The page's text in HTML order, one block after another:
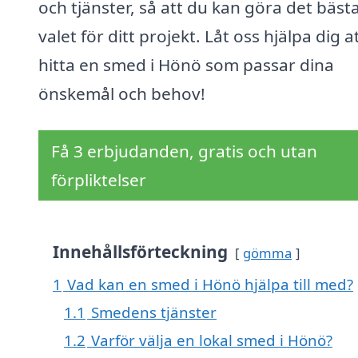
och tjänster, så att du kan göra det
valet för ditt projekt. Låt oss hjälpa dig
hitta en smed i Hönö som passar dina
önskemål och behov!
Få 3 erbjudanden, gratis och utan
förpliktelser
Innehållsförteckning gömma
1 Vad kan en smed i Hönö hjälpa till med?
1.1 Smedens tjänster
1.2 Varför välja en lokal smed i Hönö?